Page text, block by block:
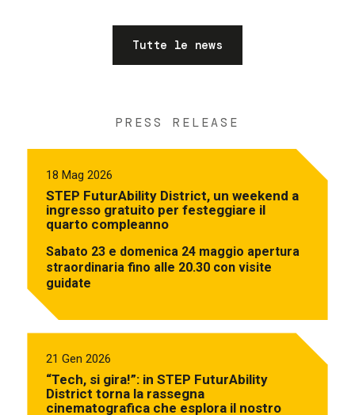
Tutte le news
PRESS RELEASE
18 Mag 2026
STEP FuturAbility District, un weekend a
ingresso gratuito per festeggiare il
quarto compleanno
Sabato 23 e domenica 24 maggio apertura
straordinaria fino alle 20.30 con visite
guidate
21 Gen 2026
“Tech, si gira!”: in STEP FuturAbility
District torna la rassegna
cinematografica che esplora il nostro